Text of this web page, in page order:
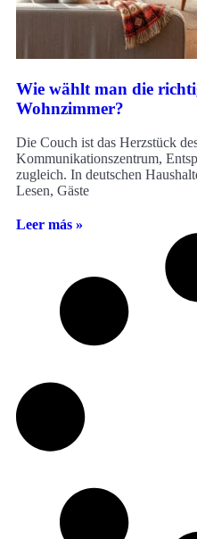
Wie wählt man die
Wohnzimmer?
Die Couch ist das Herzstück
Kommunikationszentrum,
zugleich. In deutschen
Lesen, Gäste
Leer más »